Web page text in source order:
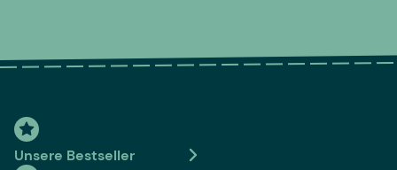
Unsere Bestseller